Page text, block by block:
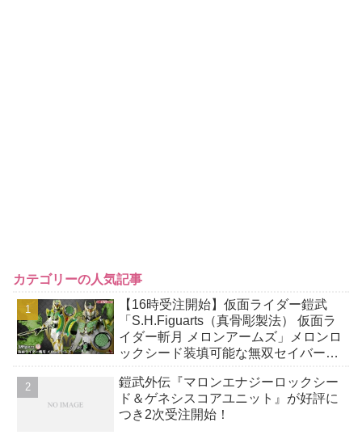
カテゴリーの人気記事
【16時受注開始】仮面ライダー鎧武
「S.H.Figuarts（真骨彫製法） 仮面ラ
イダー斬月 メロンアームズ」メロンロ
ックシード装填可能な無双セイバー、
ズチェンジも！
鎧武外伝『マロンエナジーロックシー
ド＆ゲネシスコアユニット』が好評に
つき2次受注開始！